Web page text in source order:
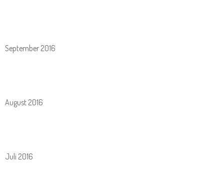
September 2016
August 2016
Juli 2016